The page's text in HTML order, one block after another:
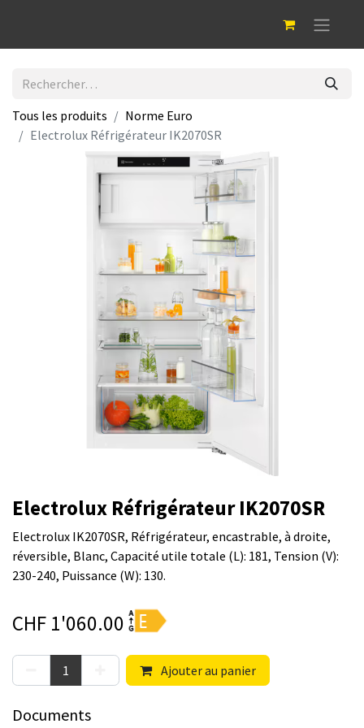
Tous les produits
Norme Euro
Electrolux Réfrigérateur IK2070SR
Electrolux Réfrigérateur IK2070SR
Electrolux IK2070SR, Réfrigérateur, encastrable, à droite,
réversible, Blanc, Capacité utile totale (L): 181, Tension (V):
230-240, Puissance (W): 130.
CHF 1'060.00
Ajouter au panier
Documents